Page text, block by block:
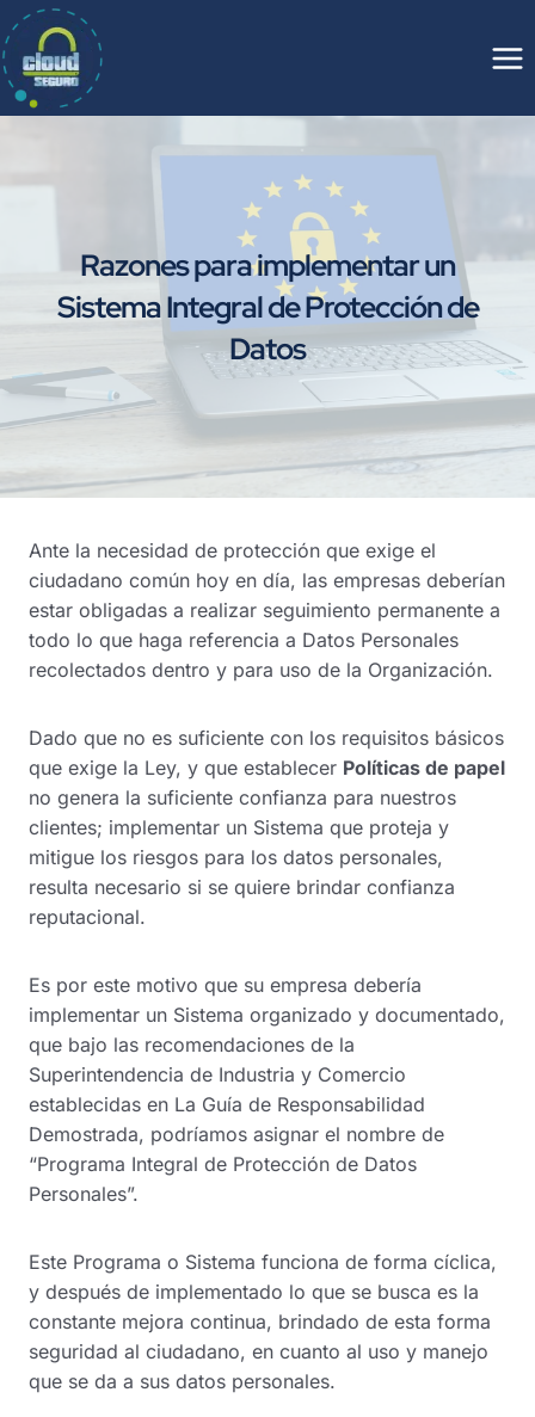
Saltar
al
contenido
Razones para implementar un
Sistema Integral de Protección de
Datos
Ante la necesidad de protección que exige el
ciudadano común hoy en día, las empresas deberían
estar obligadas a realizar seguimiento permanente a
todo lo que haga referencia a Datos Personales
recolectados dentro y para uso de la Organización.
Dado que no es suficiente con los requisitos básicos
que exige la Ley, y que establecer Políticas de papel
no genera la suficiente confianza para nuestros
clientes; implementar un Sistema que proteja y
mitigue los riesgos para los datos personales,
resulta necesario si se quiere brindar confianza
reputacional.
Es por este motivo que su empresa debería
implementar un Sistema organizado y documentado,
que bajo las recomendaciones de la
Superintendencia de Industria y Comercio
establecidas en La Guía de Responsabilidad
Demostrada, podríamos asignar el nombre de
“Programa Integral de Protección de Datos
Personales”.
Este Programa o Sistema funciona de forma cíclica,
y después de implementado lo que se busca es la
constante mejora continua, brindado de esta forma
seguridad al ciudadano, en cuanto al uso y manejo
que se da a sus datos personales.